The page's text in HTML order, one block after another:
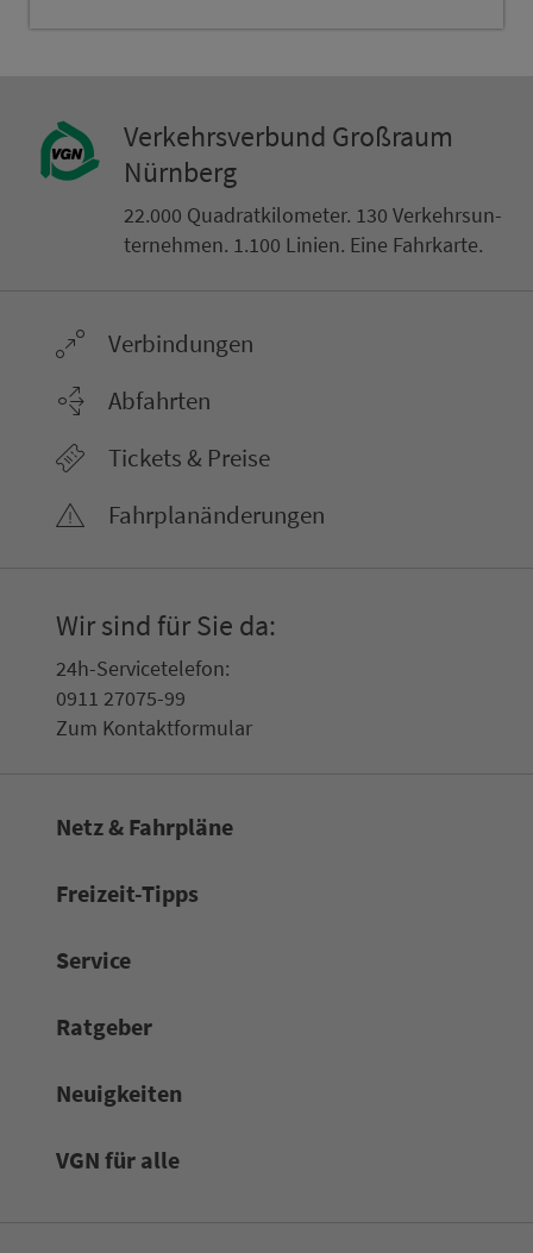
Ver­kehrs­ver­bund Groß­raum
Nürn­berg
22.000 Qua­drat­ki­lo­me­ter. 130 Ver­kehrs­un­
ter­neh­men. 1.100 Linien. Eine Fahr­kar­te.
Ver­bin­dungen
Abfahrten
Tickets & Preise
Fahr­plan­ände­rungen
Wir sind für Sie da:
24h-Ser­vice­te­le­fon:
0911 27075-99
Zum Kon­taktformular
Netz & Fahrpläne
Frei­zeit-Tipps
Service
Rat­ge­ber
Neuigkeiten
VGN für alle